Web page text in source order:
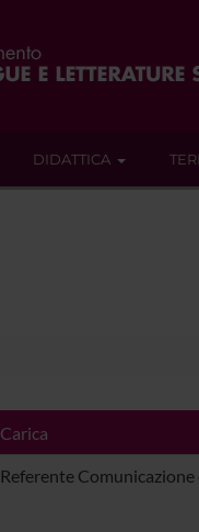
DIDATTICA
Carica
Referente Comunicazione